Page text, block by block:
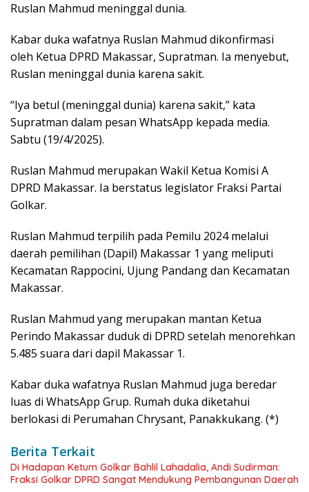
Ruslan Mahmud meninggal dunia.
Kabar duka wafatnya Ruslan Mahmud dikonfirmasi
oleh Ketua DPRD Makassar, Supratman. Ia menyebut,
Ruslan meninggal dunia karena sakit.
“Iya betul (meninggal dunia) karena sakit,” kata
Supratman dalam pesan WhatsApp kepada media.
Sabtu (19/4/2025).
Ruslan Mahmud merupakan Wakil Ketua Komisi A
DPRD Makassar. Ia berstatus legislator Fraksi Partai
Golkar.
Ruslan Mahmud terpilih pada Pemilu 2024 melalui
daerah pemilihan (Dapil) Makassar 1 yang meliputi
Kecamatan Rappocini, Ujung Pandang dan Kecamatan
Makassar.
Ruslan Mahmud yang merupakan mantan Ketua
Perindo Makassar duduk di DPRD setelah menorehkan
5.485 suara dari dapil Makassar 1.
Kabar duka wafatnya Ruslan Mahmud juga beredar
luas di WhatsApp Grup. Rumah duka diketahui
berlokasi di Perumahan Chrysant, Panakkukang. (*)
Berita Terkait
Di Hadapan Ketum Golkar Bahlil Lahadalia, Andi Sudirman:
Fraksi Golkar DPRD Sangat Mendukung Pembangunan Daerah